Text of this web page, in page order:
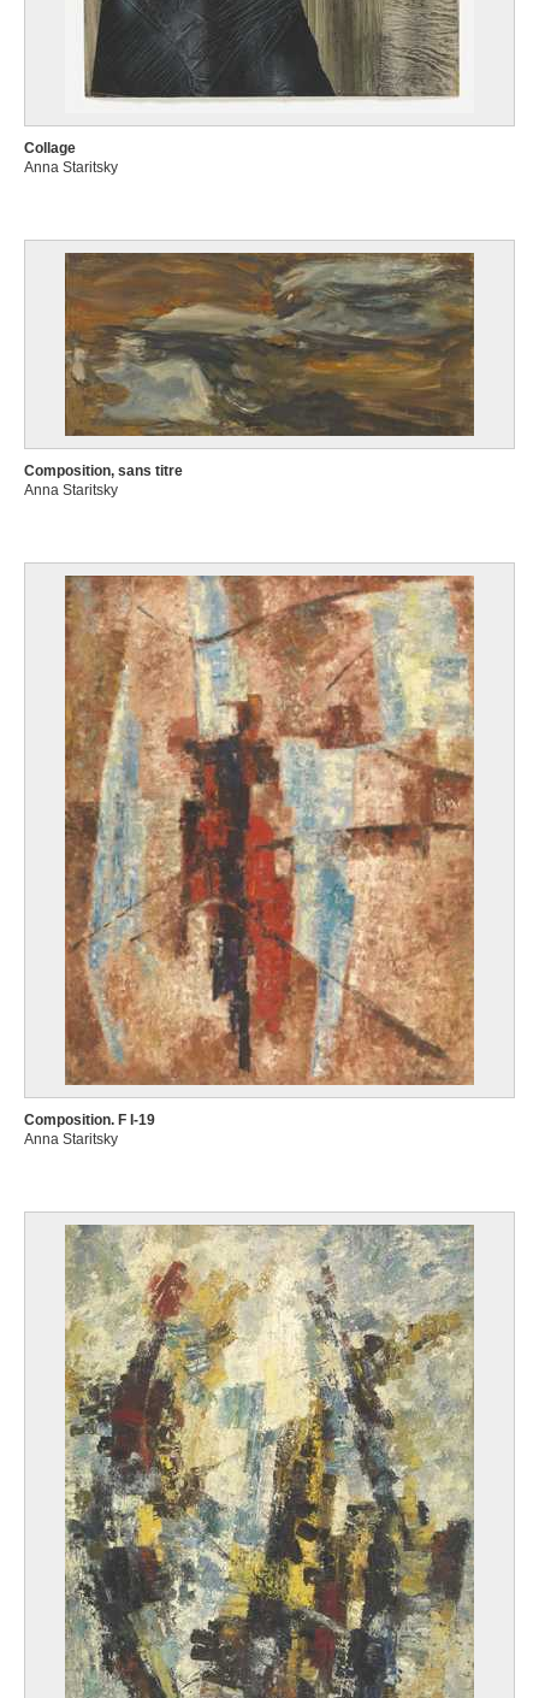
Collage
Anna Staritsky
Composition, sans titre
Anna Staritsky
Composition. F I-19
Anna Staritsky